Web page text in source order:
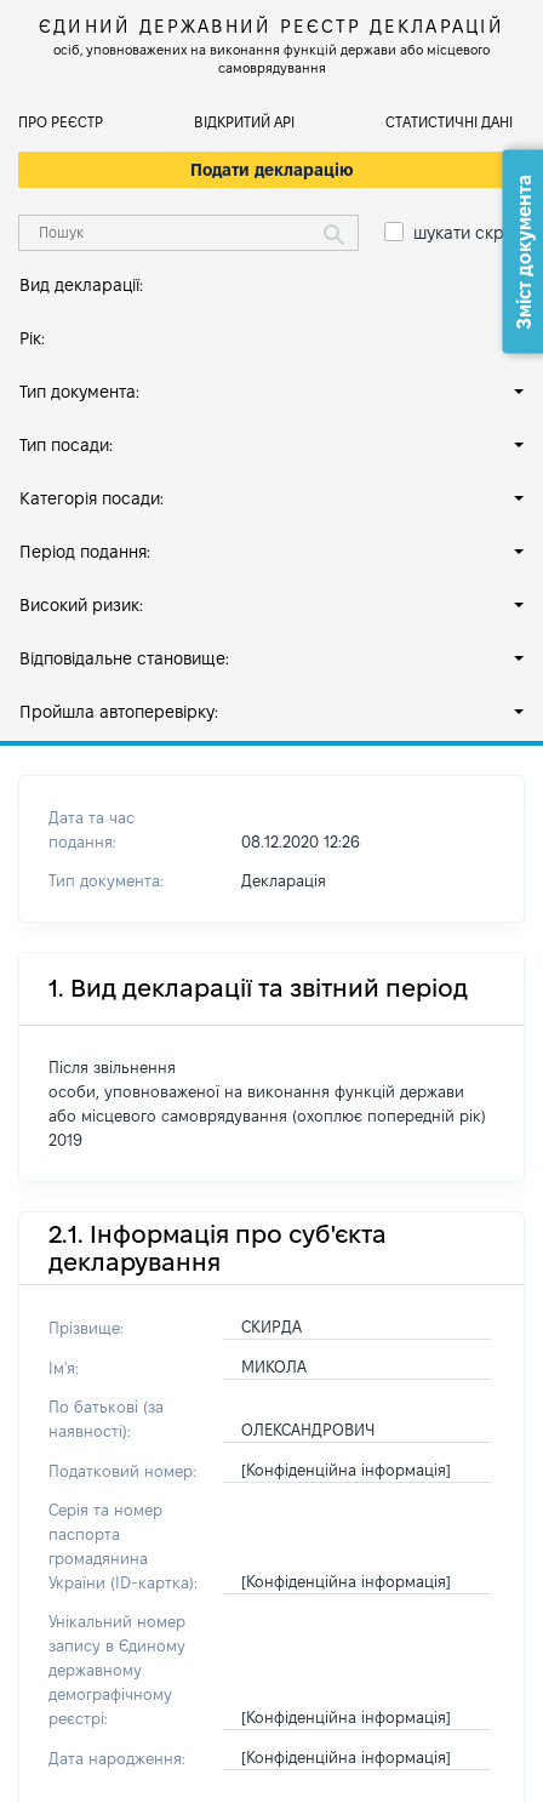
ЄДИНИЙ ДЕРЖАВНИЙ РЕЄСТР ДЕКЛАРАЦІЙ
осіб, уповноважених на виконання функцій держави або місцевого
самоврядування
ПРО РЕЄСТР ВІДКРИТИЙ АРІ СТАТИСТИЧНІ ДАНІ
Подати декларацію
шукати скрізь
Вид декларації:
Рік:
Тип документа:
Тип посади:
Категорія посади:
Період подання:
Високий ризик:
Відповідальне становище:
Пройшла автоперевірку:
Дата та час
подання:
08.12.2020 12:26
Тип документа: Декларація
1. Вид декларації та звітний період
Після звільнення
особи, уповноваженої на виконання функцій держави
або місцевого самоврядування (охоплює попередній рік)
2019
2.1. Інформація про суб'єкта
декларування
Прізвище: СКИРДА
Ім'я: МИКОЛА
По батькові (за
наявності):
ОЛЕКСАНДРОВИЧ
Податковий номер: [Конфіденційна інформація]
Серія та номер
паспорта
громадянина
України (ID-картка):
[Конфіденційна інформація]
Унікальний номер
запису в Єдиному
державному
демографічному
реєстрі:
[Конфіденційна інформація]
Дата народження: [Конфіденційна інформація]
Зміст документа